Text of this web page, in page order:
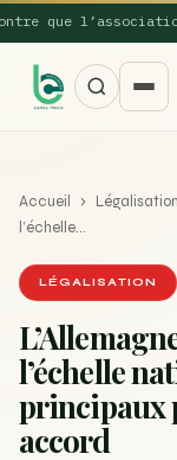
que l’association
SUGGESTIONS
Une nouvelle
cannabis réduit
Accueil › Légalisation
l’échelle…
LÉGALISATION
l’échelle
principaux
accord